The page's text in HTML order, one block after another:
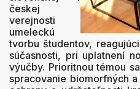
českej
verejnosti
umeleckú
tvorbu študentov,
súčasnosti, pri uplatnení
výučby. Prioritnou témou
spracovanie biomorfných